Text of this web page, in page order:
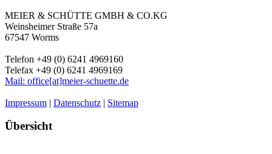
MEIER & SCHÜTTE GMBH & CO.KG
Weinsheimer Straße 57a
67547 Worms
Telefon +49 (0) 6241 4969160
Telefax +49 (0) 6241 4969169
Mail: office[at]meier-schuette.de
Impressum | Datenschutz | Sitemap
Übersicht